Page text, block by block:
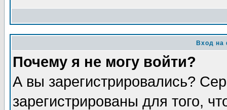
Вход на
Почему я не могу войти?
А вы зарегистрировались?
зарегистрированы для того,